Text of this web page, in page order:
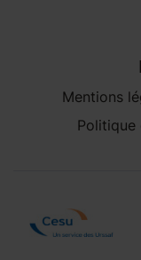
Mentions
Politique